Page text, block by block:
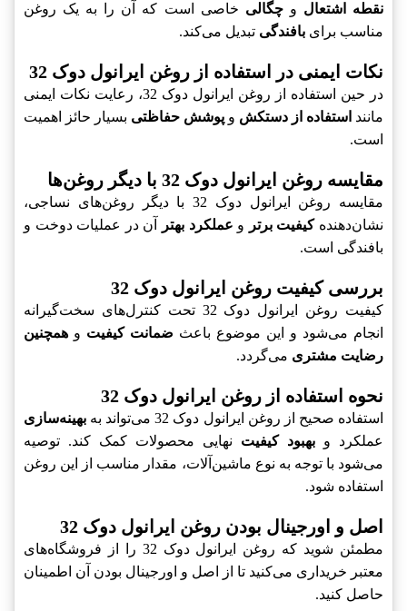
نقطه اشتعال وچگالی خاصی است که آن را به یک روغن
مناسب برای بافندگی تبدیل می‌کند.
نکات ایمنی در استفاده از روغن ایرانول دوک 32
در حین استفاده از روغن ایرانول دوک 32، رعایت نکات ایمنی
مانند استفاده از دستکش و پوشش حفاظتی بسیار حائز اهمیت
است.
مقایسه روغن ایرانول دوک 32 با دیگر روغن‌ها
مقایسه روغن ایرانول دوک 32 با دیگر روغن‌های نساجی،
نشان‌دهندهکیفیت برتر و عملکرد بهتر
آن در عملیات دوخت و
بافندگی است.
بررسی کیفیت روغن ایرانول دوک 32
کیفیت روغن ایرانول دوک 32 تحت کنترل‌های سخت‌گیرانه
انجام می‌شود و این موضوع باعث ضمانت کیفیت و همچنین
رضایت مشتری می‌گردد.
نحوه استفاده از روغن ایرانول دوک 32
استفاده صحیح از روغن ایرانول دوک 32 می‌تواند به
بهینه‌سازی
عملکرد و بهبود کیفیت نهایی محصولات کمک کند. توصیه
می‌شود با توجه به نوع ماشین‌آلات، مقدار مناسب از این روغن
استفاده شود.
اصل و اورجینال بودن روغن ایرانول دوک 32
مطمئن شوید که روغن ایرانول دوک 32 را از فروشگاه‌های
معتبر خریداری می‌کنید تا از اصل و اورجینال بودن آن اطمینان
حاصل کنید.